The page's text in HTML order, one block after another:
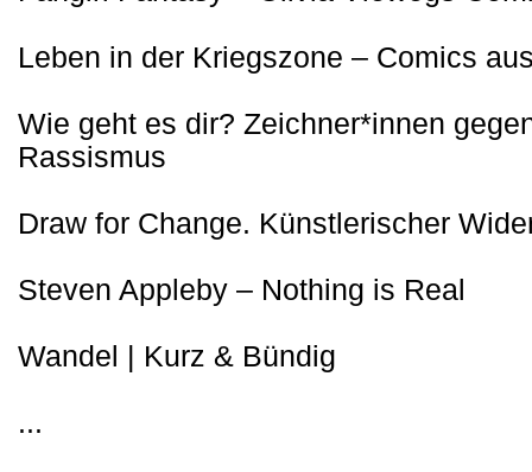
Leben in der Kriegszone – Comics
Wie geht es dir? Zeichner*innen
Rassismus
Draw for Change. Künstlerischer
Steven Appleby – Nothing is Real
Wandel | Kurz & Bündig
...